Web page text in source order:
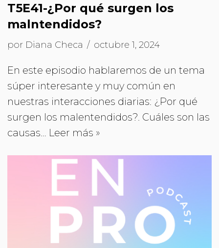
T5E41-¿Por qué surgen los
malntendidos?
por Diana Checa octubre 1, 2024
En este episodio hablaremos de un tema
súper interesante y muy común en
nuestras interacciones diarias: ¿Por qué
surgen los malentendidos?. Cuáles son las
causas… Leer más »